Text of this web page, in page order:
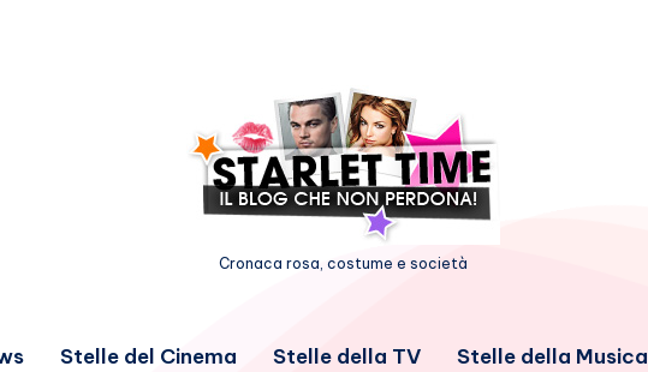
Cronaca rosa, costume e società
Stelle del Cinema Stelle della TV Stelle della Musica